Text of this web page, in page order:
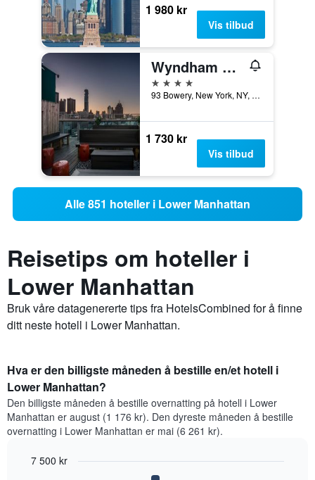
1 980 kr
Vis tilbud
Wyndham Garden Chinatown
4 stjerner
93 Bowery, New York, NY, USA
1 730 kr
Vis tilbud
Alle 851 hoteller i Lower Manhattan
Reisetips om hoteller i
Lower Manhattan
Bruk våre datagenererte tips fra HotelsCombined for å finne
ditt neste hotell i Lower Manhattan.
Hva er den billigste måneden å bestille en/et hotell i
Lower Manhattan?
Den billigste måneden å bestille overnatting på hotell i Lower
Manhattan er august (1 176 kr). Den dyreste måneden å bestille
overnatting i Lower Manhattan er mai (6 261 kr).
7 500 kr